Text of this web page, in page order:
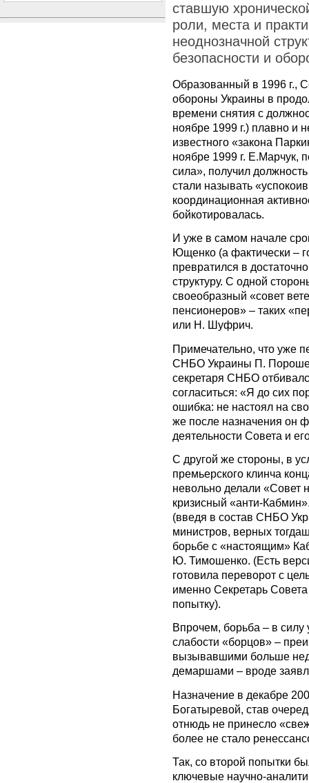
ставшую
роли, места и
неоднозначной
безопасности и
Образованный в 1996 г.,
обороны Украины в
времени снятия с
ноябре 1999 г.) плавно и
известного «закона
ноябре 1999 г. Е.Марчук,
сила», получил
стали называть
координационная
бойкотировалась.
И уже в самом начале
Ющенко (а фактически –
превратился в
структуру. С одной
своеобразный «совет
пенсионеров» – таких
или Н. Шуфрич.
Примечательно, что уже
СНБО Украины П.
секретаря СНБО
согласиться: «Я до сих
ошибка: не настоял на
же после назначения он
деятельности Совета и
С другой же стороны, в
премьерского клинча
невольно делали «Совет
кризисный «анти-
(введя в состав СНБО
министров, верных
борьбе с «настоящим»
Ю. Тимошенко. (Есть
готовила переворот с
именно Секретарь
попытку).
Впрочем, борьба – в силу
слабости «борцов» –
вызывавшими больше
демаршами – вроде
Назначение в декабре
Богатыревой, став
отнюдь не принесло
более не стало
Так, со второй попытки
ключевые научно-